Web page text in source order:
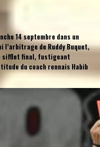
14 septembre dans un
l’arbitrage de Ruddy Buquet,
sifflet final, fustigeant
du coach rennais Habib